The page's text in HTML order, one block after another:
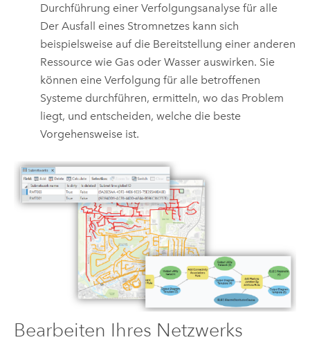
Durchführung einer Verfolgungsanalyse für alle
Der Ausfall eines Stromnetzes kann sich
beispielsweise auf die Bereitstellung einer anderen
Ressource wie Gas oder Wasser auswirken. Sie
können eine Verfolgung für alle betroffenen
Systeme durchführen, ermitteln, wo das Problem
liegt, und entscheiden, welche die beste
Vorgehensweise ist.
Bearbeiten Ihres Netzwerks